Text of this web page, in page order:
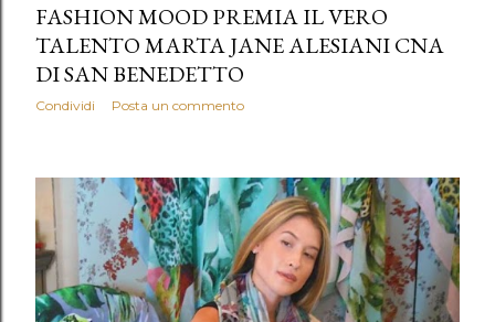
FASHION MOOD PREMIA IL VERO
TALENTO MARTA JANE ALESIANI CNA
DI SAN BENEDETTO
Condividi Posta un commento